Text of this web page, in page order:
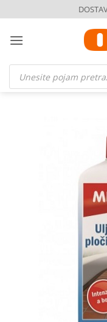
to
content
Products
search